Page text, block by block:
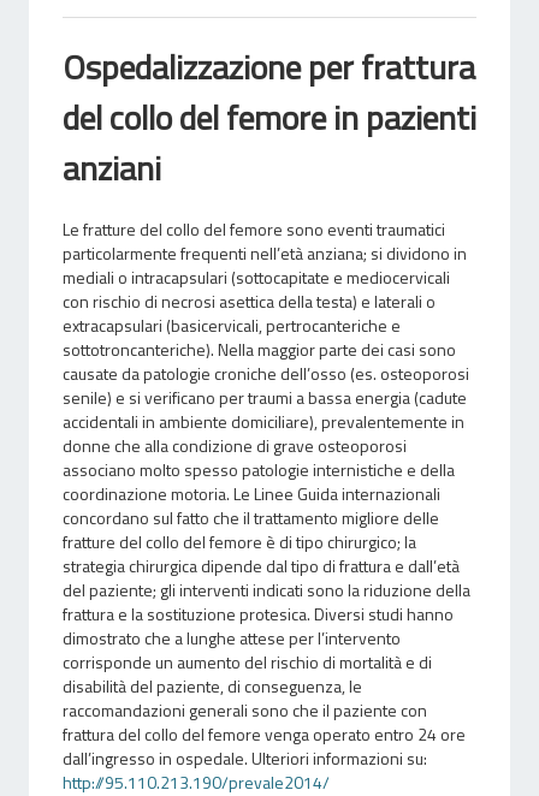
Ospedalizzazione per frattura
del collo del femore in pazienti
anziani
Le fratture del collo del femore sono eventi traumatici
particolarmente frequenti nell’età anziana; si dividono in
mediali o intracapsulari (sottocapitate e mediocervicali
con rischio di necrosi asettica della testa) e laterali o
extracapsulari (basicervicali, pertrocanteriche e
sottotroncanteriche). Nella maggior parte dei casi sono
causate da patologie croniche dell’osso (es. osteoporosi
senile) e si verificano per traumi a bassa energia (cadute
accidentali in ambiente domiciliare), prevalentemente in
donne che alla condizione di grave osteoporosi
associano molto spesso patologie internistiche e della
coordinazione motoria. Le Linee Guida internazionali
concordano sul fatto che il trattamento migliore delle
fratture del collo del femore è di tipo chirurgico; la
strategia chirurgica dipende dal tipo di frattura e dall’età
del paziente; gli interventi indicati sono la riduzione della
frattura e la sostituzione protesica. Diversi studi hanno
dimostrato che a lunghe attese per l’intervento
corrisponde un aumento del rischio di mortalità e di
disabilità del paziente, di conseguenza, le
raccomandazioni generali sono che il paziente con
frattura del collo del femore venga operato entro 24 ore
dall’ingresso in ospedale. Ulteriori informazioni su:
http://95.110.213.190/prevale2014/